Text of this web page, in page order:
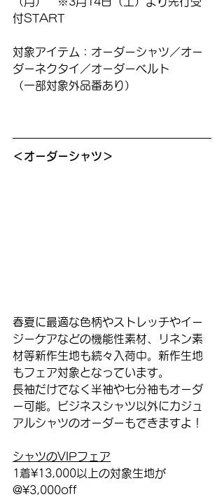
付START
対象アイテム：オーダーシャツ／オー
ダーネクタイ／オーダーベルト
（一部対象外品番あり）
＜オーダーシャツ＞
春夏に最適な色柄やストレッチやイー
ジーケアなどの機能性素材、リネン素
材等新作生地も続々入荷中。新作生地
もフェア対象となっています。
長袖だけでなく半袖や七分袖もオーダ
ー可能。ビジネスシャツ以外にカジュ
アルシャツのオーダーもできますよ！
シャツのVIPフェア
1着¥13,000以上の対象生地が
@¥3,000off